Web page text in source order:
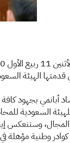
بجهود
وستنعكس